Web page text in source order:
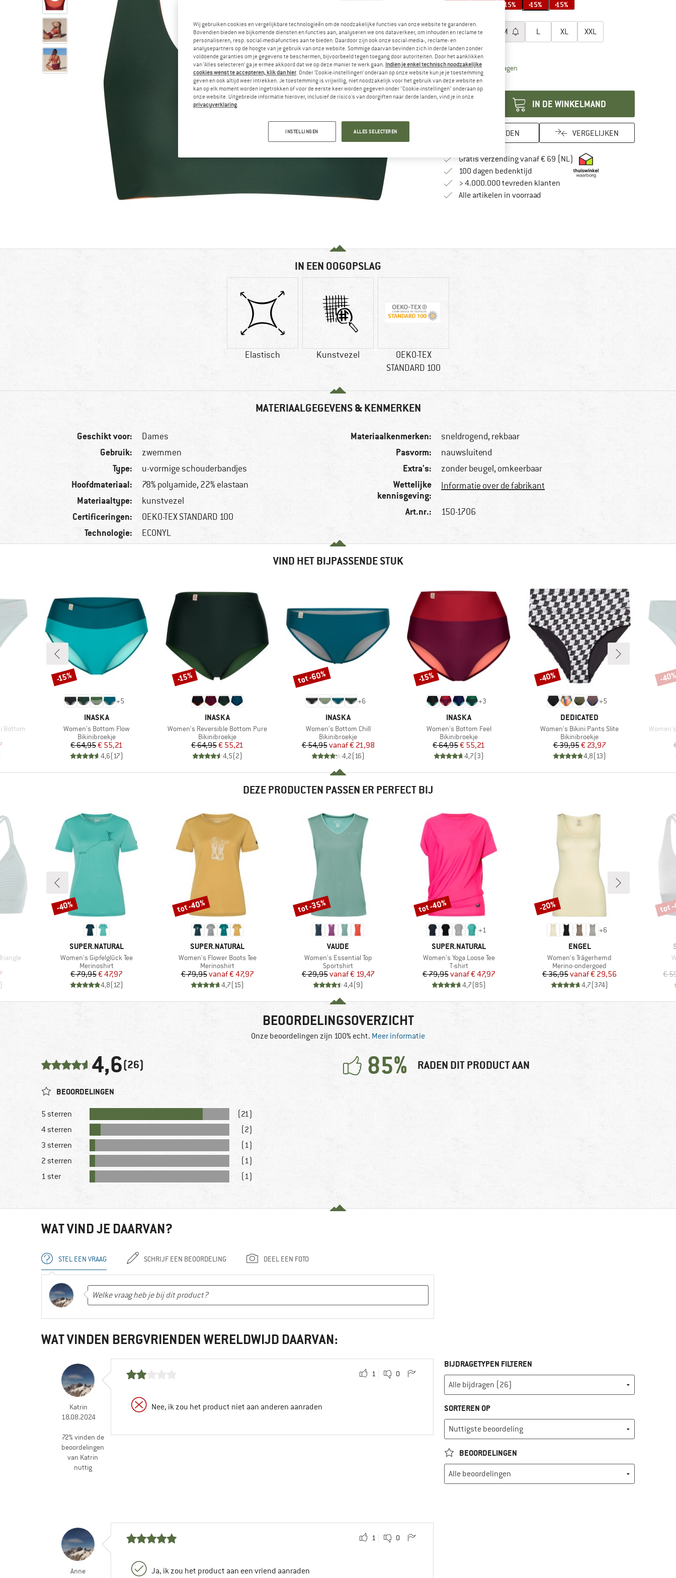
-15% -15% -15%
XS S M L XL XXL
Maattabel
Levertijd: 3-5 werkdagenDe link wordt geopend in een infovak en bevat
Aantal:
IN DE WINKELMAND
ONTHOUDEN VERGELIJKEN
Gratis verzending vanaf € 69 (NL) Vind hier de
100 dagen bedenktijdVind de betalingsinformatie hier! Opent in
> 4.000.000 tevreden klanten
Alle artikelen in voorraad
IN EEN OOGOPSLAG
Elastisch Kunstvezel
OEKO-TEX
STANDARD 100
MATERIAALGEGEVENS & KENMERKEN
Geschikt voor: Dames
Gebruik: zwemmen
Type: u-vormige schouderbandjes
Hoofdmateriaal: 78% polyamide, 22% elastaan
Materiaaltype: kunstvezel
Certificeringen: OEKO-TEX STANDARD 100
Technologie: ECONYL
Materiaalkenmerken: sneldrogend, rekbaar
Pasvorm: nauwsluitend
Extra's: zonder beugel, omkeerbaar
Wettelijke
kennisgeving:
Informatie over de fabrikant
Art.nr.: 150-1706
VIND HET BIJPASSENDE STUK
Bottom
prijs
+5
MERK
INASKA
Artikel
Women's Bottom Flow
Productgroep
Bikinibroekje
Prijs
€ 64,95Verlaagde prijs
€ 55,21
4,6(17)
Korting
-15%
MERK
INASKA
Artikel
Women's Reversible Bottom Pure
Productgroep
Bikinibroekje
Prijs
€ 64,95Verlaagde prijs
€ 55,21
4,5(2)
Korting
-15%
+6
MERK
INASKA
Artikel
Women's Bottom Chill
Productgroep
Bikinibroekje
Prijs
€ 54,95 Verlaagde prijs
vanaf€ 21,98
4,2(16)
Korting
tot -60%
+3
MERK
INASKA
Artikel
Women's Bottom Feel
Productgroep
Bikinibroekje
Prijs
€ 64,95Verlaagde prijs
€ 55,21
4,7(3)
Korting
-15%
+5
MERK
DEDICATED
Artikel
Women's Bikini Pants Slite
Productgroep
Bikinibroekje
Prijs
€ 39,95Verlaagde prijs
€ 23,97
4,8(13)
Korting
-40%
Artikel
-
DEZE PRODUCTEN PASSEN ER PERFECT BIJ
prijs
MERK
SUPER.NATURAL
Artikel
Women's Gipfelglück Tee
Productgroep
Merinoshirt
Prijs
€ 79,95Verlaagde prijs
€ 47,97
4,8(12)
Korting
-40%
MERK
SUPER.NATURAL
Artikel
Women's Flower Boots Tee
Productgroep
Merinoshirt
Prijs
€ 79,95 Verlaagde prijs
vanaf€ 47,97
4,7(15)
Korting
tot -40%
MERK
VAUDE
Artikel
Women's Essential Top
Productgroep
Sportshirt
Prijs
€ 29,95 Verlaagde prijs
vanaf€ 19,47
4,4(9)
Korting
tot -35%
+1
MERK
SUPER.NATURAL
Artikel
Women's Yoga Loose Tee
Productgroep
T-shirt
Prijs
€ 79,95 Verlaagde prijs
vanaf€ 47,97
4,7(85)
Korting
tot -40%
+6
MERK
ENGEL
Artikel
Women's Trägerhemd
Productgroep
Merino-ondergoed
Prijs
€ 36,95 Verlaagde prijs
vanaf€ 29,56
4,7(374)
Korting
-20%
€
tot
BEOORDELINGSOVERZICHT
Onze beoordelingen zijn 100% echt. Meer informatie
4,6(26) 85% RADEN DIT PRODUCT AAN
BEOORDELINGEN
5 sterren
(21)
4 sterren
(2)
3 sterren
(1)
2 sterren
(1)
1 ster
(1)
WAT VIND JE DAARVAN?
STEL EEN VRAAG SCHRIJF EEN BEOORDELING DEEL EEN FOTO
WAT VINDEN BERGVRIENDEN WERELDWIJD DAARVAN:
Katrin
18.08.2024
72% vinden de
beoordelingen
van Katrin
nuttig
1 0
Nee, ik zou het product niet aan anderen aanraden
Anne
1 0
Ja, ik zou het product aan een vriend aanraden
BIJDRAGETYPEN FILTEREN
SORTEREN OP
BEOORDELINGEN
Wij gebruiken cookies en vergelijkbare technologieën om de noodzakelijke functies van onze website te garanderen.
Bovendien bieden we bijkomende diensten en functies aan, analyseren we ons dataverkeer, om inhouden en reclame te
personaliseren, resp. social-mediafuncties aan te bieden. Daardoor zijn ook onze social-media-, reclame- en
analysepartners op de hoogte van je gebruik van onze website. Sommige daarvan bevinden zich in derde landen zonder
voldoende garanties om je gegevens te beschermen, bijvoorbeeld tegen toegang door autoriteiten. Door het aanklikken
van ‘Alles selecteren’ ga je ermee akkoord dat we op deze manier te werk gaan. Indien je enkel technisch noodzakelijke
cookies wenst te accepteren, klik dan hier. Onder ‘Cookie-instellingen’ onderaan op onze website kun je je toestemming
geven en ook altijd weer intrekken. Je toestemming is vrijwillig, niet noodzakelijk voor het gebruik van deze website en
kan op elk moment worden ingetrokken of voor de eerste keer worden gegeven onder "Cookie-instellingen" onderaan op
onze website. Uitgebreide informatie hierover, inclusief de risico's van doorgiften naar derde landen, vind je in onze
privacyverklaring.
INSTELLINGEN ALLES SELECTEREN